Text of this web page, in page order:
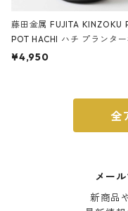
藤田金属 FUJITA KINZOKU
POT HACHI ハチ プランター
ト 3号 ブラック
¥4,950
全
メー
新商品